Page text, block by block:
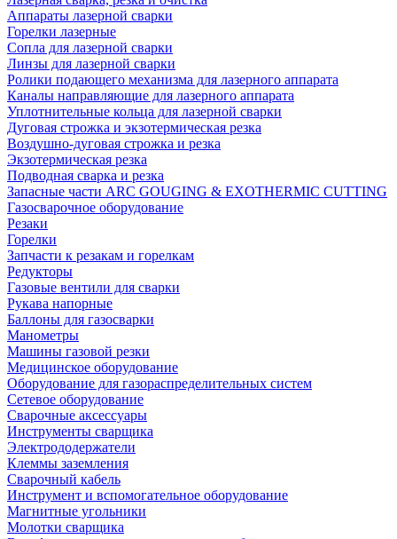
Аппараты лазерной сварки
Горелки лазерные
Сопла для лазерной сварки
Линзы для лазерной сварки
Ролики подающего механизма для лазерного аппарата
Каналы направляющие для лазерного аппарата
Уплотнительные кольца для лазерной сварки
Дуговая строжка и экзотермическая резка
Воздушно-дуговая строжка и резка
Экзотермическая резка
Подводная сварка и резка
Запасные части ARC GOUGING & EXOTHERMIC CUTTING
Газосварочное оборудование
Резаки
Горелки
Запчасти к резакам и горелкам
Редукторы
Газовые вентили для сварки
Рукава напорные
Баллоны для газосварки
Манометры
Машины газовой резки
Медицинское оборудование
Оборудование для газораспределительных систем
Сетевое оборудование
Сварочные аксессуары
Инструменты сварщика
Электрододержатели
Клеммы заземления
Сварочный кабель
Инструмент и вспомогательное оборудование
Магнитные угольники
Молотки сварщика